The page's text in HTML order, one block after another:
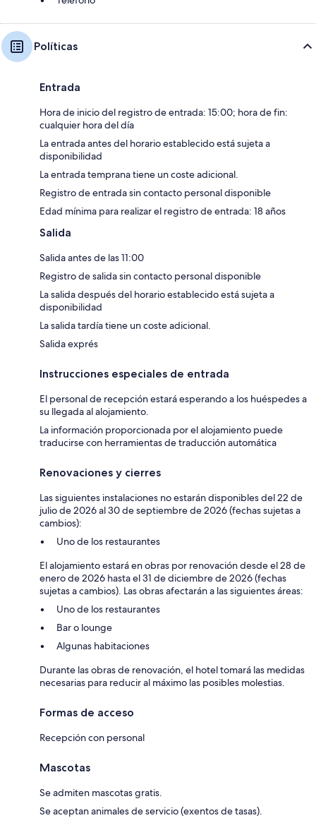
Políticas
Entrada
Hora de inicio del registro de entrada: 15:00; hora de fin:
cualquier hora del día
La entrada antes del horario establecido está sujeta a
disponibilidad
La entrada temprana tiene un coste adicional.
Registro de entrada sin contacto personal disponible
Edad mínima para realizar el registro de entrada: 18 años
Salida
Salida antes de las 11:00
Registro de salida sin contacto personal disponible
La salida después del horario establecido está sujeta a
disponibilidad
La salida tardía tiene un coste adicional.
Salida exprés
Instrucciones especiales de entrada
El personal de recepción estará esperando a los huéspedes a
su llegada al alojamiento.
La información proporcionada por el alojamiento puede
traducirse con herramientas de traducción automática
Renovaciones y cierres
Las siguientes instalaciones no estarán disponibles del 22 de
julio de 2026 al 30 de septiembre de 2026 (fechas sujetas a
cambios):
Uno de los restaurantes
El alojamiento estará en obras por renovación desde el 28 de
enero de 2026 hasta el 31 de diciembre de 2026 (fechas
sujetas a cambios). Las obras afectarán a las siguientes áreas:
Uno de los restaurantes
Bar o lounge
Algunas habitaciones
Durante las obras de renovación, el hotel tomará las medidas
necesarias para reducir al máximo las posibles molestias.
Formas de acceso
Recepción con personal
Mascotas
Se admiten mascotas gratis.
Se aceptan animales de servicio (exentos de tasas).